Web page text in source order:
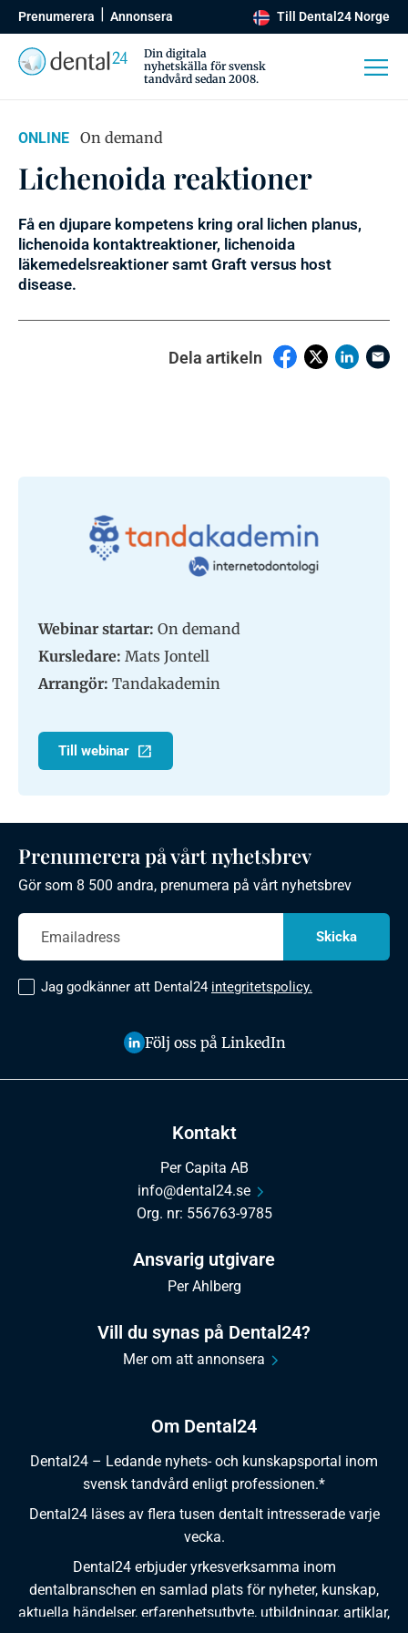
Prenumerera Annonsera Till Dental24 Norge
Din digitala
nyhetskälla för svensk
tandvård sedan 2008.
ONLINE On demand
Lichenoida reaktioner
Få en djupare kompetens kring oral lichen planus,
lichenoida kontaktreaktioner, lichenoida
läkemedelsreaktioner samt Graft versus host
disease.
Dela artikeln
Webinar startar: On demand
Kursledare: Mats Jontell
Arrangör: Tandakademin
Till webinar
Om Dental24
Dental24 – Ledande nyhets- och kunskapsportal inom
svensk tandvård enligt professionen.*
Dental24 läses av flera tusen dentalt intresserade varje
vecka.
Dental24 erbjuder yrkesverksamma inom
dentalbranschen en samlad plats för nyheter, kunskap,
aktuella händelser, erfarenhetsutbyte, utbildningar, artiklar,
Kontakt
Per Capita AB
info@dental24.se
Org. nr: 556763-9785
Ansvarig utgivare
Per Ahlberg
Vill du synas på Dental24?
Mer om att annonsera
Prenumerera på vårt nyhetsbrev
Gör som 8 500 andra, prenumera på vårt nyhetsbrev
Jag godkänner att Dental24 integritetspolicy.
Följ oss på LinkedIn